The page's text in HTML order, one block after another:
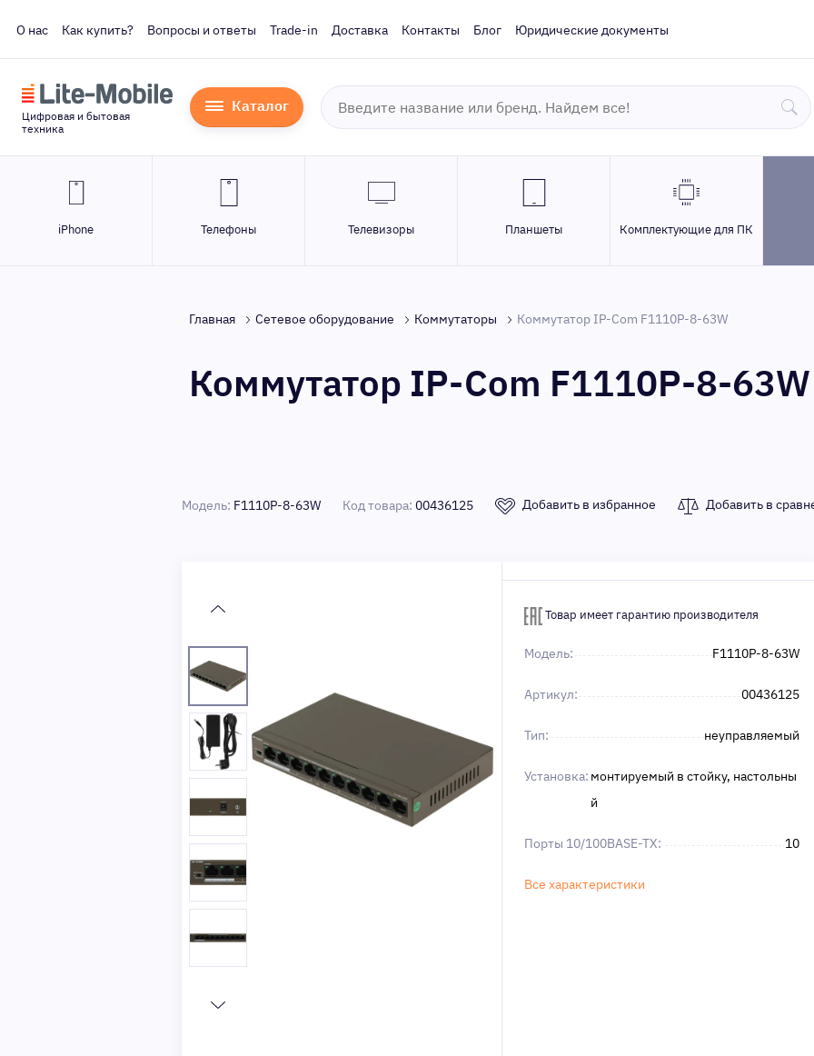
О нас Как купить? Вопросы и ответы Trade-in Доставка Контакты Блог Юридические документы
Цифровая и бытовая
техника
Каталог
iPhone Телефоны Телевизоры Планшеты Комплектующие для ПК
Главная Сетевое оборудование Коммутаторы Коммутатор IP-Com F1110P-8-63W
Коммутатор IP-Com F1110P-8-63W
Модель: F1110P-8-63W Код товара: 00436125 Добавить в избранное Добавить в
Товар имеет гарантию производителя
Модель: F1110P-8-63W
Артикул: 00436125
Тип: неуправляемый
Установка: монтируемый в стойку, настольны
й
Порты 10/100BASE-TX: 10
Все характеристики